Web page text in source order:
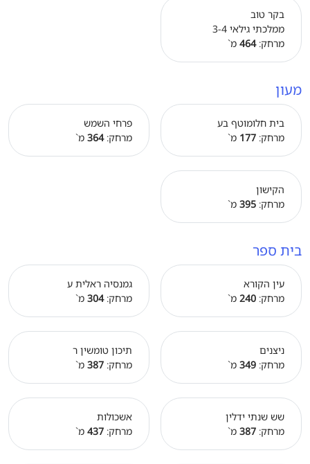
בקר טוב
ממלכתי גילאי 3-4
מרחק:464 מ`
מעון
בית חלומוטף בע
מרחק: 177 מ`
פרחי השמש
מרחק:364 מ`
הקישון
מרחק: 395 מ`
בית ספר
עין הקורא
מרחק: 240 מ`
גמנסיה ראלית ע
מרחק:304 מ`
ניצנים
מרחק: 349 מ`
תיכון טומשין ר
מרחק: 387 מ`
שש שנתי ידלין
מרחק: 387 מ`
אשכולות
מרחק: 437 מ`